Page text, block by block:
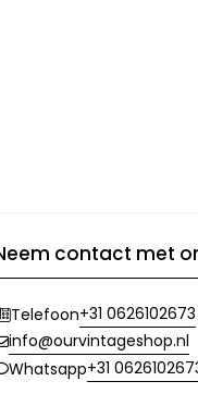
contact met
Telefoon+31 0626102673
info@ourvintageshop.nl
Whatsapp+31